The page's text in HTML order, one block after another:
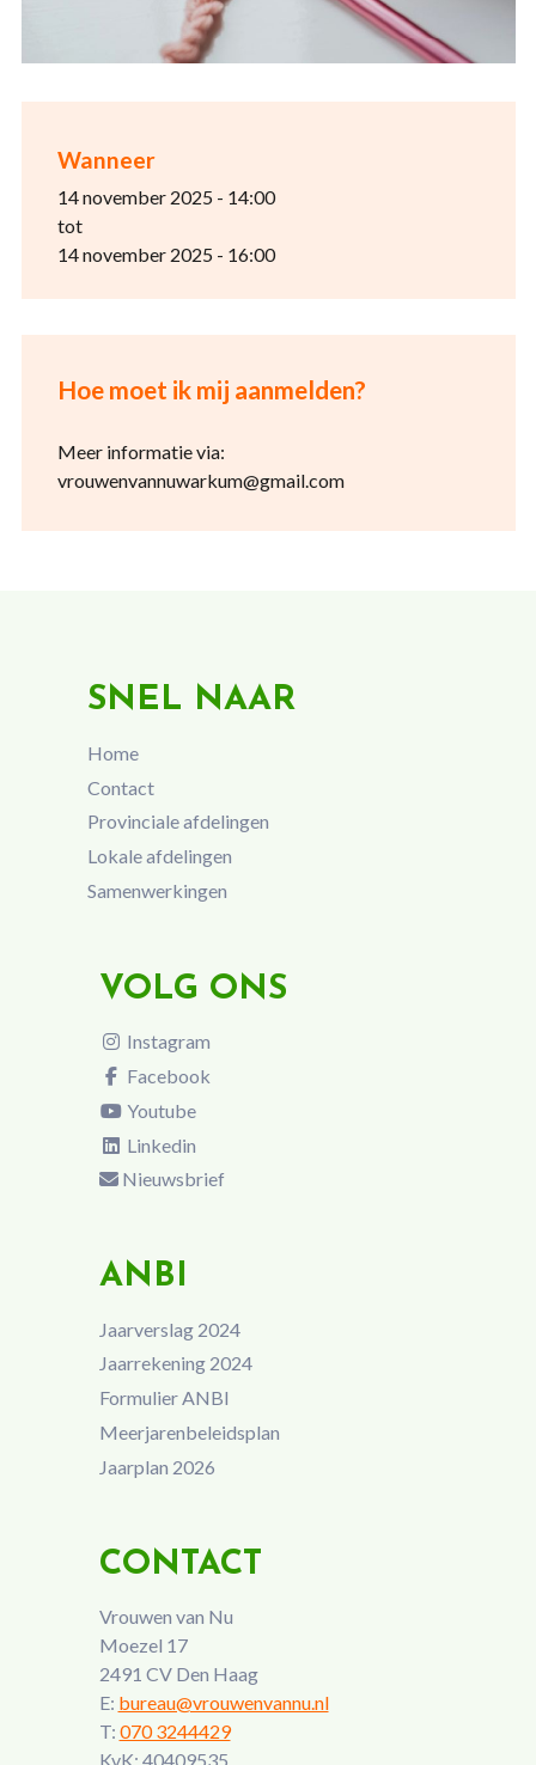
Wanneer
14 november 2025 - 14:00
tot
14 november 2025 - 16:00
Hoe moet ik mij aanmelden?
Meer informatie via:
vrouwenvannuwarkum@gmail.com
SNEL NAAR
Home
Contact
Provinciale afdelingen
Lokale afdelingen
Samenwerkingen
VOLG ONS
Instagram
Facebook
Youtube
Linkedin
Nieuwsbrief
ANBI
Jaarverslag 2024
Jaarrekening 2024
Formulier ANBI
Meerjarenbeleidsplan
Jaarplan 2026
CONTACT
Vrouwen van Nu
Moezel 17
2491 CV Den Haag
E: bureau@vrouwenvannu.nl
T: 070 3244429
KvK: 40409535